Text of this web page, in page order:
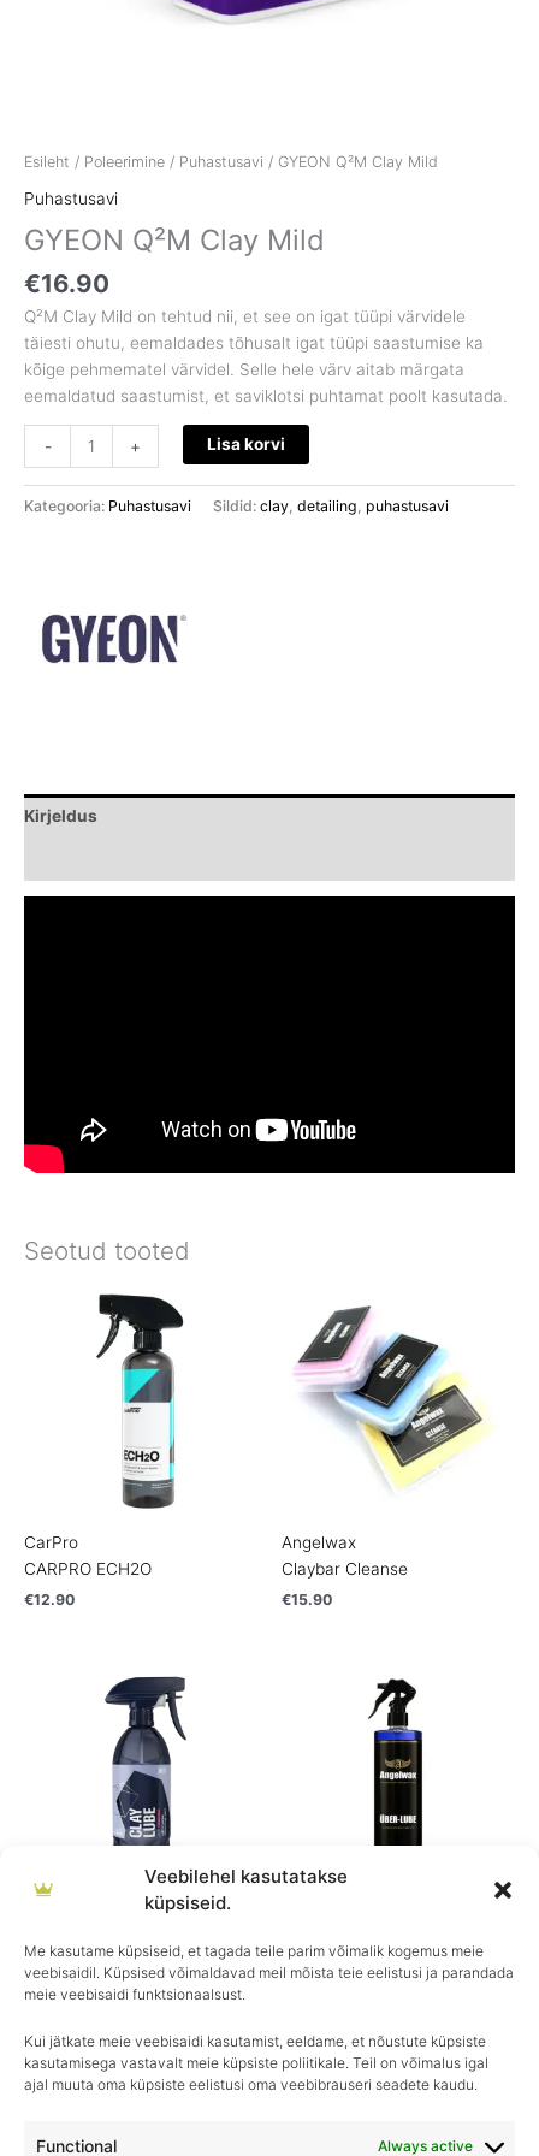
Veebilehel kasutatakse
küpsiseid.
Me kasutame küpsiseid, et tagada teile parim võimalik kogemus meie
veebisaidil. Küpsised võimaldavad meil mõista teie eelistusi ja parandada
meie veebisaidi funktsionaalsust.
Kui jätkate meie veebisaidi kasutamist, eeldame, et nõustute küpsiste
kasutamisega vastavalt meie küpsiste poliitikale. Teil on võimalus igal
ajal muuta oma küpsiste eelistusi oma veebibrauseri seadete kaudu.
Functional Always active
Esileht / Poleerimine / Puhastusavi / GYEON Q²M Clay Mild
Puhastusavi
GYEON Q²M Clay Mild
€16.90
Q²M Clay Mild on tehtud nii, et see on igat tüüpi värvidele
täiesti ohutu, eemaldades tõhusalt igat tüüpi saastumise ka
kõige pehmematel värvidel. Selle hele värv aitab märgata
eemaldatud saastumist, et saviklotsi puhtamat poolt kasutada.
- + Lisa korvi
Kategooria: Puhastusavi Sildid: clay, detailing, puhastusavi
Kirjeldus
Seotud tooted
CarPro
CARPRO ECH2O
€12.90
Angelwax
Claybar Cleanse
€15.90
GYEON Q²M ClayLube
€13.90
ÜBER-LUBE
€ 18.90
Igapäevane hooldus, ületamatu sära–